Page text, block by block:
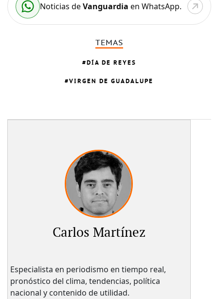
Noticias deVanguardia en WhatsApp.
TEMAS
DÍA DE REYES
VIRGEN DE GUADALUPE
Carlos Martínez
Especialista en periodismo en tiempo real,
pronóstico del clima, tendencias, política
nacional y contenido de utilidad.